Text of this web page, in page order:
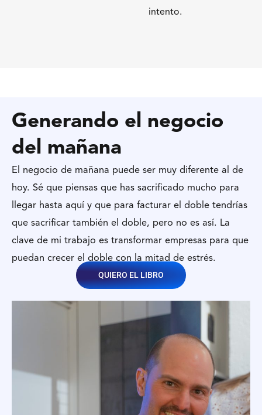
intento.
Generando el negocio
del mañana
El negocio de mañana puede ser muy diferente al de
hoy. Sé que piensas que has sacrificado mucho para
llegar hasta aquí y que para facturar el doble tendrías
que sacrificar también el doble, pero no es así. La
clave de mi trabajo es transformar empresas para que
puedan crecer el doble con la mitad de estrés.
QUIERO EL LIBRO